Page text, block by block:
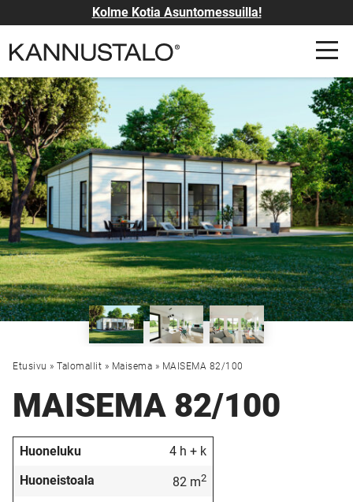
Kolme Kotia Asuntomessuilla!
Etusivu » Talomallit » Maisema » MAISEMA 82/100
MAISEMA 82/100
Huoneluku
4 h + k
Huoneistoala
82 m2